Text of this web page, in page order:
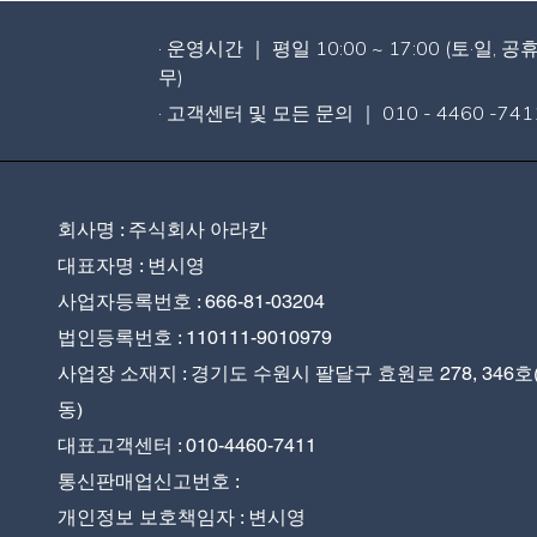
· 운영시간 ｜ 평일 10:00 ~ 17:00 (토·일, 공
무)
· 고객센터 및 모든 문의 ｜ 010 - 4460 -
회사명 : 주식회사 아라칸
대표자명 : 변시영
사업자등록번호 : 666-81-03204
법인등록번호 : 110111-9010979
사업장 소재지 : 경기도 수원시 팔달구 효원로 278, 346호
동)
대표고객센터 : 010-4460-7411
통신판매업신고번호 :
개인정보 보호책임자 : 변시영